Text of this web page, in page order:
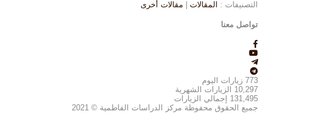
التصنيفات : المقالات مقالات أخرى
تواصل معنا
773 زيارات اليوم
10,297
الزيارات الشهرية
131,495
إجمالي الزيارات
جميع الحقوق محفوظة مركز الدراسات الفاطمية © 2021